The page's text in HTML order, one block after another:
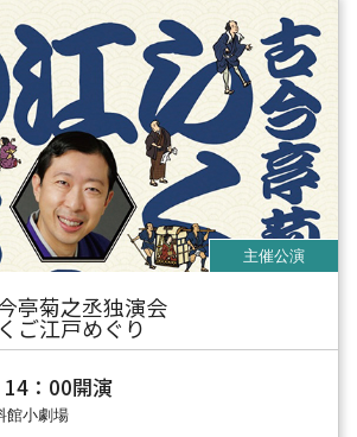
亭菊之丞独演会
ご江戸めぐり
：00開演
館小劇場